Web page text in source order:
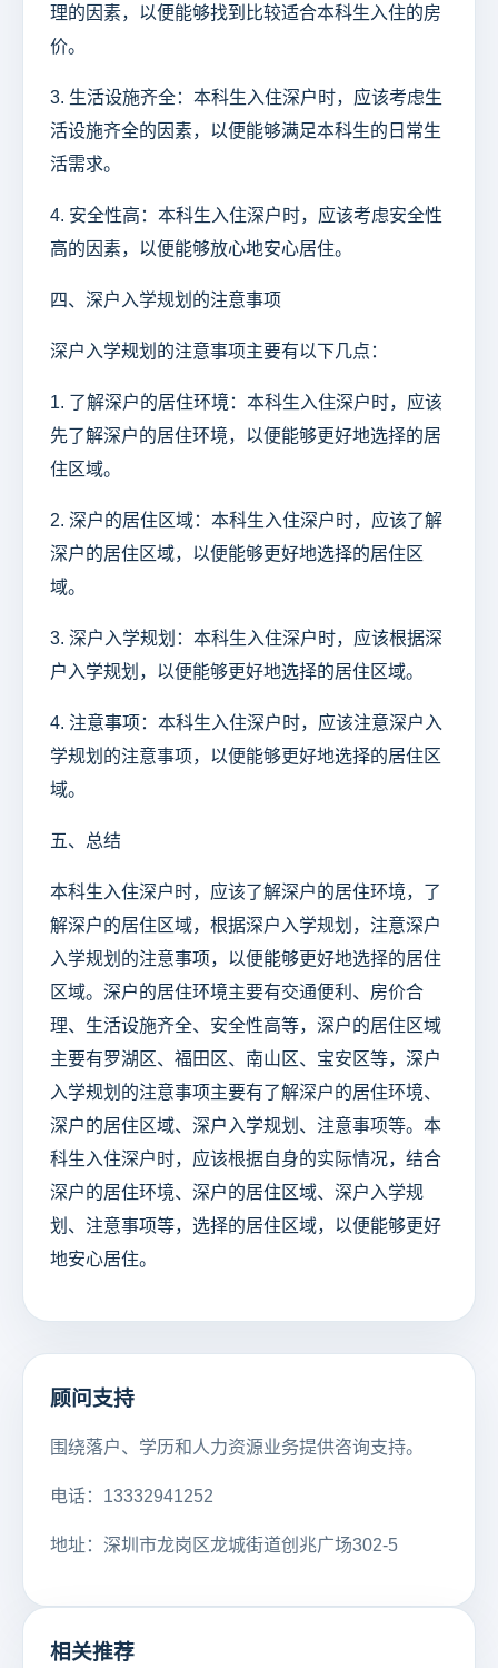
理的因素，以便能够找到比较适合本科生入住的房
价。
3. 生活设施齐全：本科生入住深户时，应该考虑生
活设施齐全的因素，以便能够满足本科生的日常生
活需求。
4. 安全性高：本科生入住深户时，应该考虑安全性
高的因素，以便能够放心地安心居住。
四、深户入学规划的注意事项
深户入学规划的注意事项主要有以下几点：
1. 了解深户的居住环境：本科生入住深户时，应该
先了解深户的居住环境，以便能够更好地选择的居
住区域。
2. 深户的居住区域：本科生入住深户时，应该了解
深户的居住区域，以便能够更好地选择的居住区
域。
3. 深户入学规划：本科生入住深户时，应该根据深
户入学规划，以便能够更好地选择的居住区域。
4. 注意事项：本科生入住深户时，应该注意深户入
学规划的注意事项，以便能够更好地选择的居住区
域。
五、总结
本科生入住深户时，应该了解深户的居住环境，了
解深户的居住区域，根据深户入学规划，注意深户
入学规划的注意事项，以便能够更好地选择的居住
区域。深户的居住环境主要有交通便利、房价合
理、生活设施齐全、安全性高等，深户的居住区域
主要有罗湖区、福田区、南山区、宝安区等，深户
入学规划的注意事项主要有了解深户的居住环境、
深户的居住区域、深户入学规划、注意事项等。本
科生入住深户时，应该根据自身的实际情况，结合
深户的居住环境、深户的居住区域、深户入学规
划、注意事项等，选择的居住区域，以便能够更好
地安心居住。
顾问支持
围绕落户、学历和人力资源业务提供咨询支持。
电话：13332941252
地址：深圳市龙岗区龙城街道创兆广场302-5
相关推荐